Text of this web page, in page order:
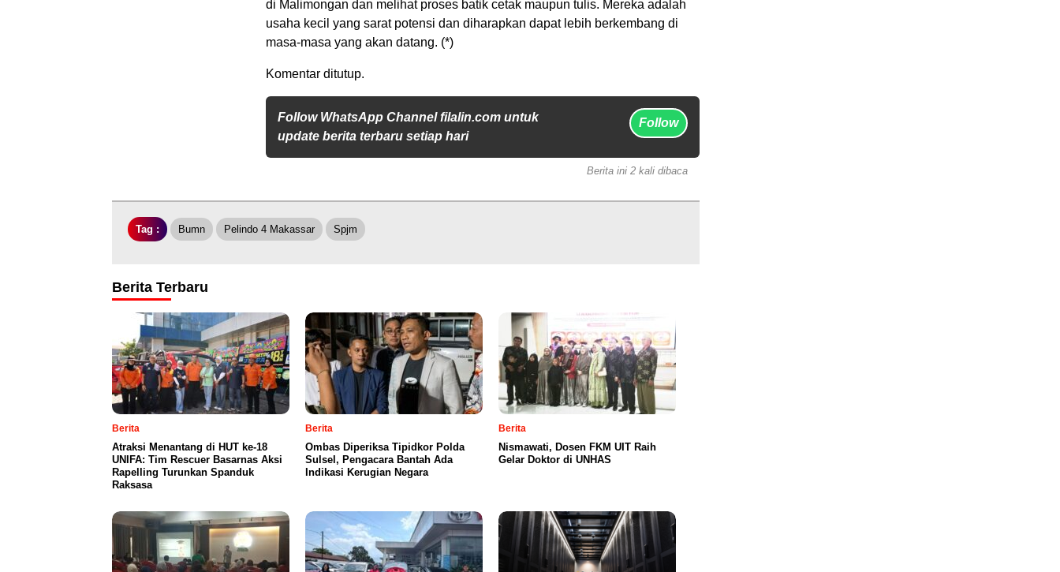
di Malimongan dan melihat proses batik cetak maupun tulis. Mereka adalah
usaha kecil yang sarat potensi dan diharapkan dapat lebih berkembang di
masa-masa yang akan datang. (*)
Komentar ditutup.
Follow WhatsApp Channel filalin.com untuk
update berita terbaru setiap hari
Follow
Berita ini 2 kali dibaca
Tag : Bumn Pelindo 4 Makassar Spjm
Berita Terbaru
Berita
Atraksi Menantang di HUT ke-18
UNIFA: Tim Rescuer Basarnas Aksi
Rapelling Turunkan Spanduk
Raksasa
Berita
Ombas Diperiksa Tipidkor Polda
Sulsel, Pengacara Bantah Ada
Indikasi Kerugian Negara
Berita
Nismawati, Dosen FKM UIT Raih
Gelar Doktor di UNHAS